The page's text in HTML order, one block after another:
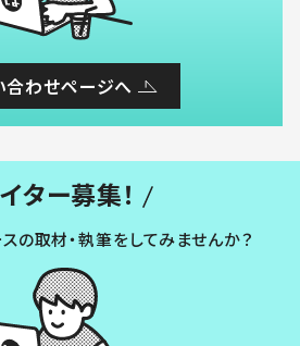
合わせページへ
ター募集！
の取材・執筆をしてみませんか？